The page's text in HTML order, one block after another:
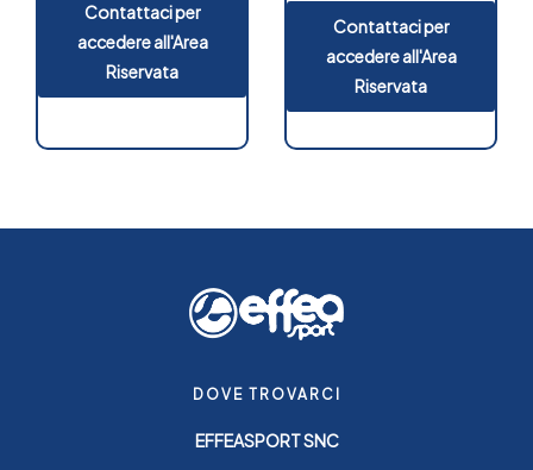
Contattaci per
accedere all'Area
Riservata
Contattaci per
accedere all'Area
Riservata
DOVE TROVARCI
EFFEASPORT SNC